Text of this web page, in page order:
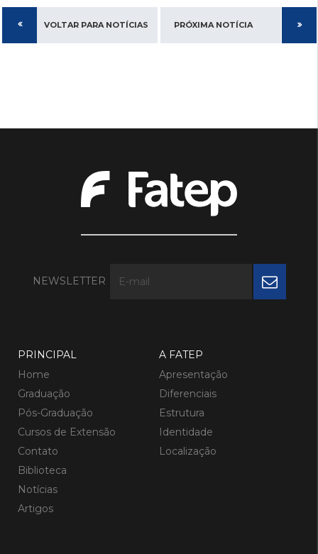
VOLTAR PARA NOTÍCIAS PRÓXIMA NOTÍCIA
NEWSLETTER
PRINCIPAL
Home
Graduação
Pós-Graduação
Cursos de Extensão
Contato
Biblioteca
Notícias
Artigos
A FATEP
Apresentação
Diferenciais
Estrutura
Identidade
Localização